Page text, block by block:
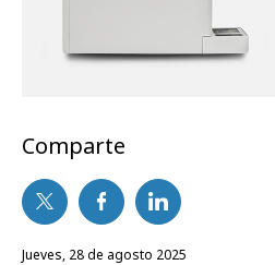
Comparte
jueves, 28 de agosto 2025